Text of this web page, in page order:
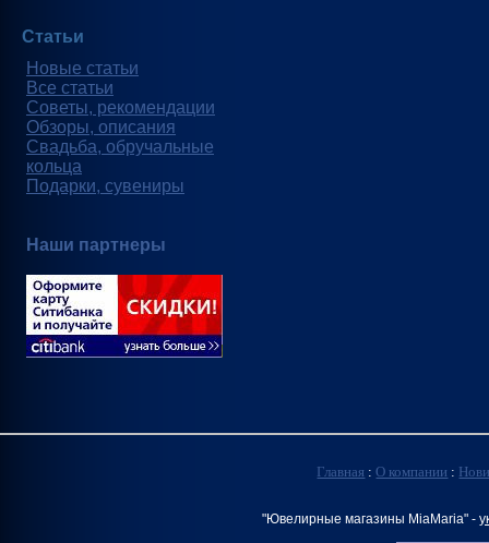
Статьи
Новые статьи
Все статьи
Советы, рекомендации
Обзоры, описания
Свадьба, обручальные
кольца
Подарки, сувениры
Наши партнеры
Главная :О компании :
"Ювелирные магазины MiaMaria" -